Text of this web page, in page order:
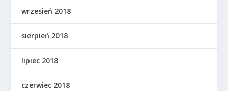
wrzesień 2018
sierpień 2018
lipiec 2018
czerwiec 2018